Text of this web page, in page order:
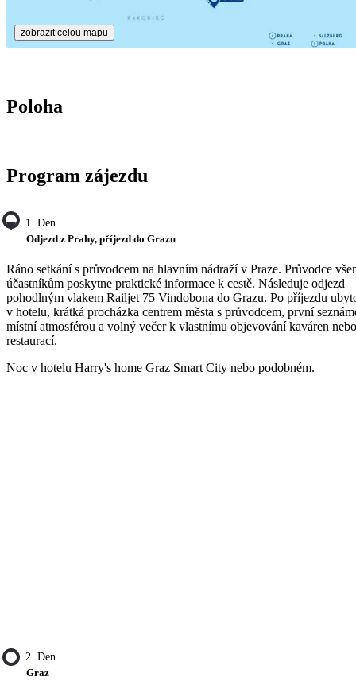
zobrazit celou mapu
Poloha
Program zájezdu
1. Den
Odjezd z Prahy, příjezd do Grazu
Ráno setkání s průvodcem na hlavním nádraží v Praze. Průvodce
účastníkům poskytne praktické informace k cestě. Následuje odjezd
pohodlným vlakem Railjet 75 Vindobona do Grazu. Po příjezdu
v hotelu, krátká procházka centrem města s průvodcem, první
místní atmosférou a volný večer k vlastnímu objevování kaváren nebo
restaurací.
Noc v hotelu Harry's home Graz Smart City nebo podobném.
2. Den
Graz